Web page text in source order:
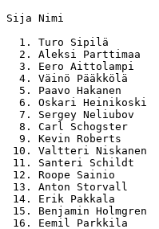
Sija Nimi
1. Turo Sipilä
2. Aleksi Parttimaa
3. Eero Aittolampi
4. Väinö Pääkkölä
5. Paavo Hakanen
6. Oskari Heinikoski
7. Sergey Neliubov
8. Carl Schogster
9. Kevin Roberts
10. Valtteri
11. Santeri Schildt
12. Roope Sainio
13. Anton Storvall
14. Erik Pakkala
15. Benjamin
16. Eemil Parkkila